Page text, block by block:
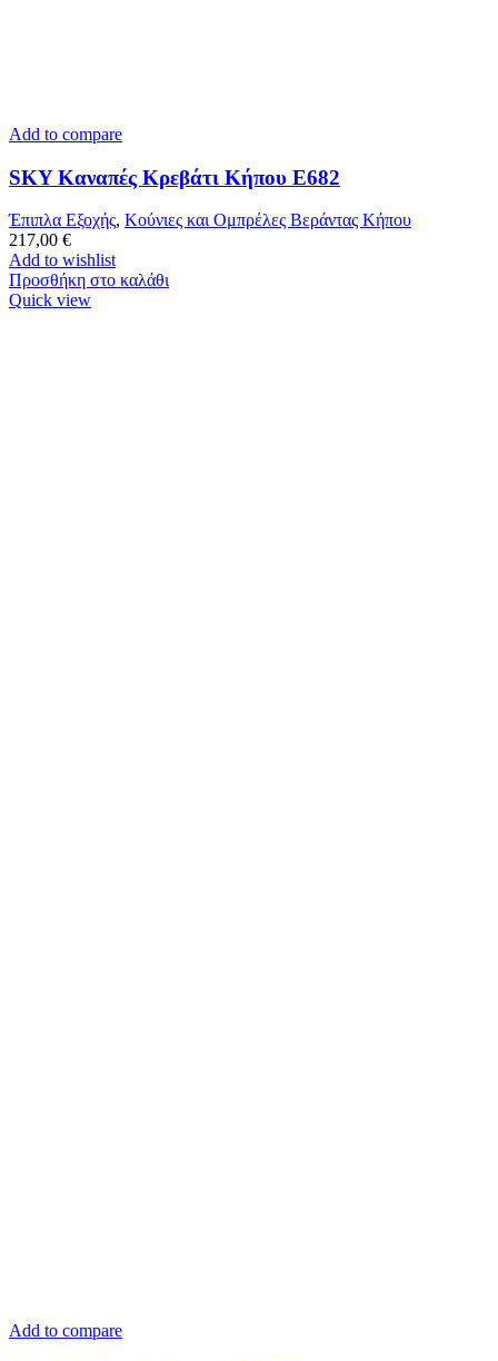
Add to compare
SKY Καναπές Κρεβάτι Κήπου Ε682
Έπιπλα Εξοχής, Κούνιες και Ομπρέλες Βεράντας Κήπου
217,00 €
Add to wishlist
Προσθήκη στο καλάθι
Quick view
Add to compare